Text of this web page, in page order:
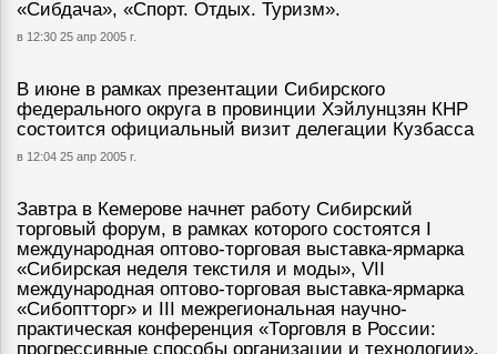
«Сибдача», «Спорт. Отдых. Туризм».
в 12:30 25 апр 2005 г.
В июне в рамках презентации Сибирского
федерального округа в провинции Хэйлунцзян КНР
состоится официальный визит делегации Кузбасса
в 12:04 25 апр 2005 г.
Завтра в Кемерове начнет работу Сибирский
торговый форум, в рамках которого состоятся I
международная оптово-торговая выставка-ярмарка
«Сибирская неделя текстиля и моды», VII
международная оптово-торговая выставка-ярмарка
«Сибоптторг» и III межрегиональная научно-
практическая конференция «Торговля в России:
прогрессивные способы организации и технологии».